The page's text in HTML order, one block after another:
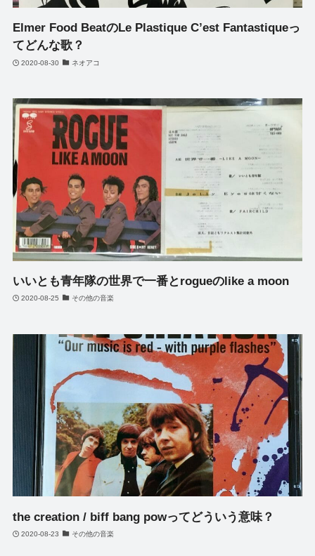
Elmer Food BeatのLe Plastique C’est Fantastiqueっ
てどんな歌？
2020-08-30 ネオアコ
いいとも青年隊の世界で一番とrogueのlike a moon
2020-08-25 その他の音楽
the creation / biff bang powってどういう意味？
2020-08-23 その他の音楽